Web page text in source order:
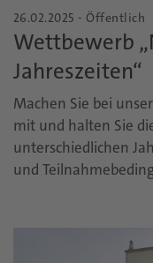
26.02.2025 - Öffentlich
Wettbewerb
Jahreszeiten“
Machen Sie bei
mit und halten Sie
unterschiedlichen
und